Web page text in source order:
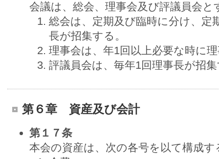
会議は、総会、理事会及び評議員会と
総会は、定期及び臨時に分け、定
長が招集する。
理事会は、年1回以上必要な時に
評議員会は、毎年1回理事長が招
第６章 資産及び会計
第１７条
本会の資産は、次の各号を以て構成す